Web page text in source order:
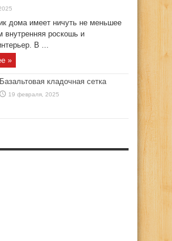
дома имеет ничуть не меньшее
внутренняя роскошь и
В ...
»
Базальтовая кладочная сетка
19 февраля, 2025